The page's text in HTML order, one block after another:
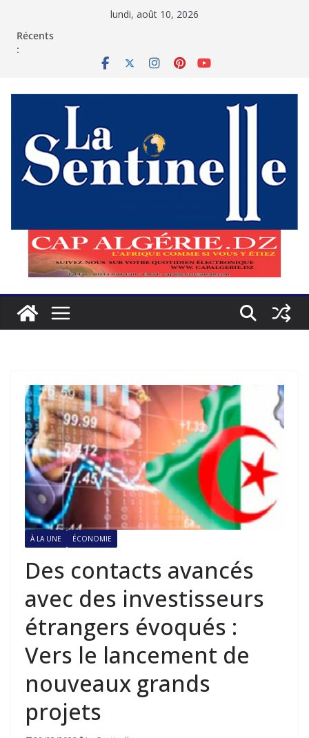
lundi, août 10, 2026
Récents
:
À LA UNE ÉCONOMIE
Des contacts avancés
avec des investisseurs
étrangers évoqués :
Vers le lancement de
nouveaux grands
projets